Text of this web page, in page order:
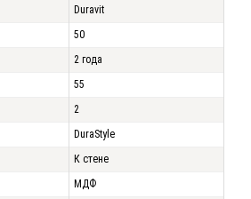
Duravit
50
2 года
55
2
DuraStyle
К стене
МДФ